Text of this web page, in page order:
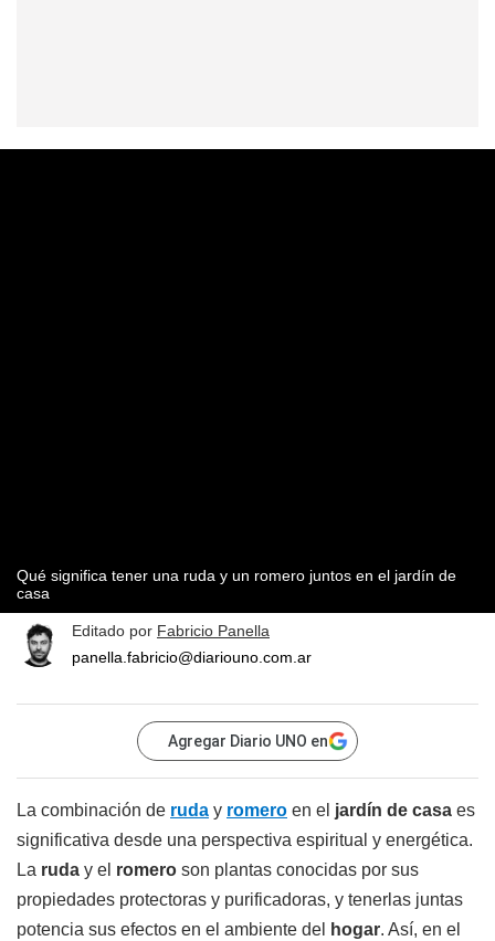
Qué significa tener una ruda y un romero juntos en el jardín de
casa
Editado por Fabricio Panella
panella.fabricio@diariouno.com.ar
Agregar Diario UNO en
La combinación de ruda y romero en el jardín de casa es
significativa desde una perspectiva espiritual y energética.
La ruda y el romero son plantas conocidas por sus
propiedades protectoras y purificadoras, y tenerlas juntas
potencia sus efectos en el ambiente del
hogar. Así, en el